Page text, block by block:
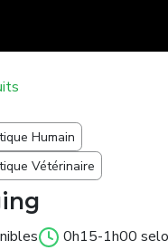
Humain
Vétérinaire
0h15-1h00